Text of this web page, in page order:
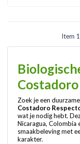
Item
Zoek je een
Costadoro
wat je nodig hebt.
Nicaragua, Colombia
smaakbeleving met
karakter.